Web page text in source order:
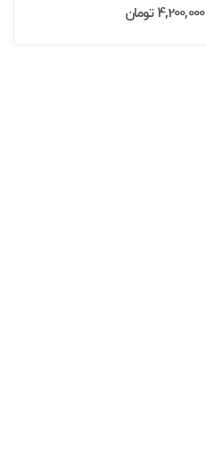
4,200,000 تومان